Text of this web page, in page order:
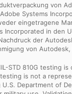
von
Systems
eingetragene
Incorporated in den
der
von Autodesk,
STD 810G testing
is not a
Department of